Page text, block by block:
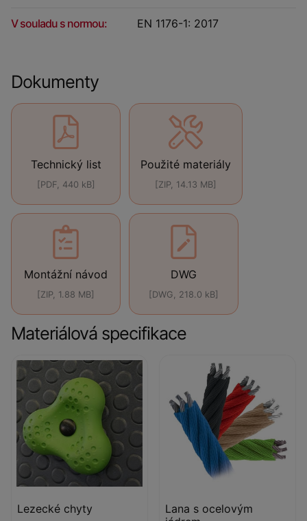
V souladu s normou: EN 1176-1: 2017
Dokumenty
Technický list
[PDF, 440 kB]
Použité materiály
[ZIP, 14.13 MB]
Montážní návod
[ZIP, 1.88 MB]
DWG
[DWG, 218.0 kB]
Materiálová specifikace
Lezecké chyty
Lana s ocelovým